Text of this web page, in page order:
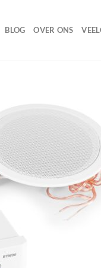
BLOG OVER ONS
aan